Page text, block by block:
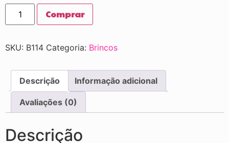
Comprar
SKU: B114 Categoria: Brincos
Descrição Informação adicional
Avaliações (0)
Descrição